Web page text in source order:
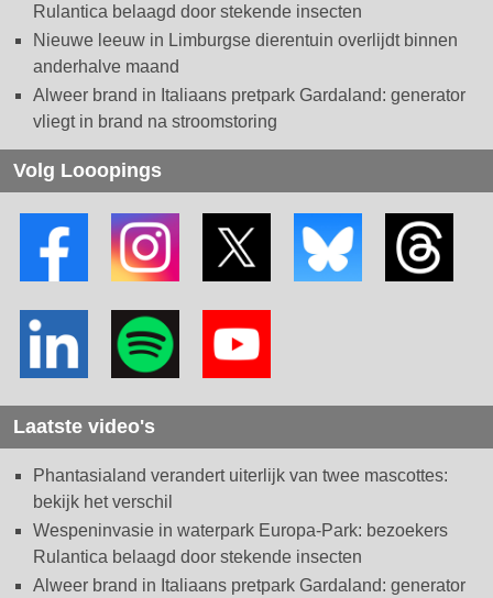
Rulantica belaagd door stekende insecten
Nieuwe leeuw in Limburgse dierentuin overlijdt binnen
anderhalve maand
Alweer brand in Italiaans pretpark Gardaland: generator
vliegt in brand na stroomstoring
Volg Looopings
Laatste video's
Phantasialand verandert uiterlijk van twee mascottes:
bekijk het verschil
Wespeninvasie in waterpark Europa-Park: bezoekers
Rulantica belaagd door stekende insecten
Alweer brand in Italiaans pretpark Gardaland: generator